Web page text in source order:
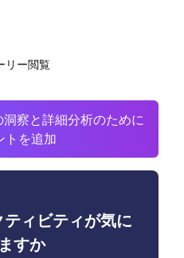
リー閲覧
察と詳細分析のために
トを追加
ィビティが気に
すか